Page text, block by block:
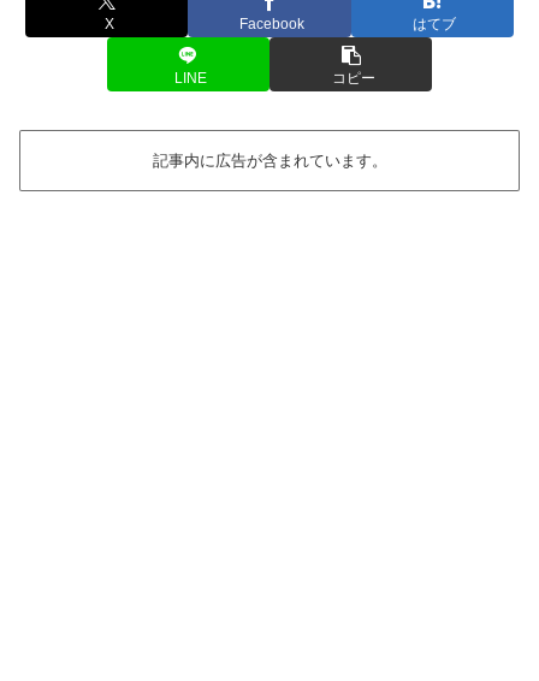
X Facebook はてブ
LINE コピー
記事内に広告が含まれています。